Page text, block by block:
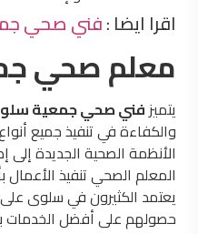
اقرا ايضا :فني صحي جمعية
معلم صحي
يتميزفني صحي جمعية سلوى
والكفاءة في تنفيذ جميع
الأنظمة الصحية الجديدة إلى
المعلم الصحي تنفيذ الأعمال
يعتمد الكثيرون في سلوى
حصولهم على أفضل الخدمات